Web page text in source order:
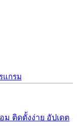
แกรม
ม ติดตั้งง่าย อัปเดต